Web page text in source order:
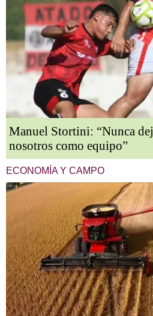
Manuel Stortini: “Nunca
nosotros como equipo”
ECONOMÍA Y CAMPO